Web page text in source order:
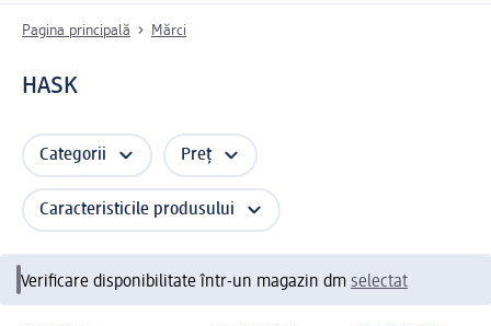
Pagina principală Mărci
HASK
Categorii Preț
Caracteristicile produsului
Verificare disponibilitate într-un magazin dm selectat